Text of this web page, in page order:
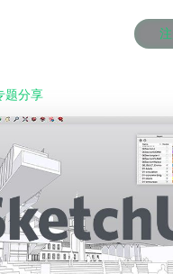
方案
染方案
案
案
方案
染方案
案
案
方案
染方案
案
案
方案
染方案
案
案
方案
染方案
案
案
方案
染方案
案
案
题分享